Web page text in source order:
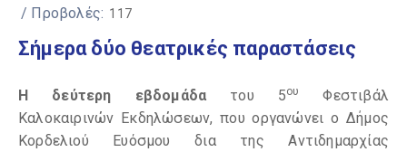
/ Προβολές: 117
Σήμερα δύο θεατρικές παραστάσεις
Η δεύτερη εβδομάδα του 5ου
Φεστιβάλ
Καλοκαιρινών Εκδηλώσεων, που οργανώνει ο Δήμος
Κορδελιού Ευόσμου δια της Αντιδημαρχίας